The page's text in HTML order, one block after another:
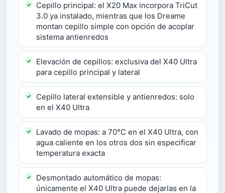
Cepillo principal: el X20 Max incorpora TriCut
3.0 ya instalado, mientras que los Dreame
montan cepillo simple con opción de acoplar
sistema antienredos
Elevación de cepillos: exclusiva del X40 Ultra
para cepillo principal y lateral
Cepillo lateral extensible y antienredos: solo
en el X40 Ultra
Lavado de mopas: a 70°C en el X40 Ultra, con
agua caliente en los otros dos sin especificar
temperatura exacta
Desmontado automático de mopas:
únicamente el X40 Ultra puede dejarlas en la